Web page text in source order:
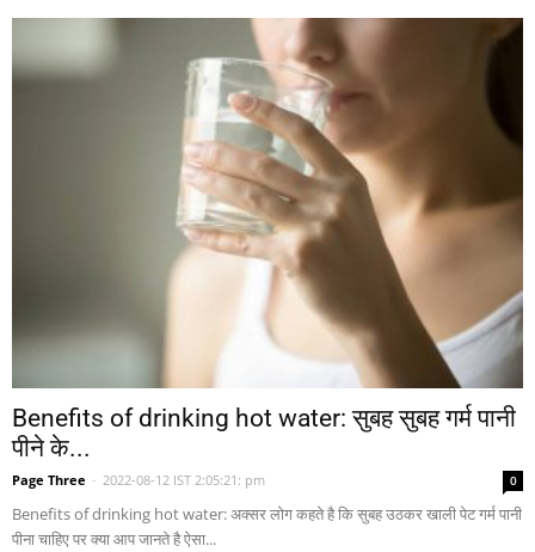
Benefits of drinking hot water: सुबह सुबह गर्म पानी
पीने के...
Page Three - 2022-08-12 IST 2:05:21: pm 0
Benefits of drinking hot water: अक्सर लोग कहते है कि सुबह उठकर खाली पेट गर्म पानी
पीना चाहिए पर क्या आप जानते है ऐसा...